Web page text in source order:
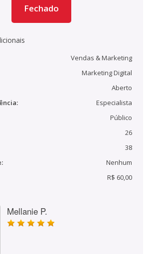
Fechado
Vendas & Marketing
Marketing Digital
Aberto
Especialista
Público
26
38
Nenhum
R$ 60,00
Mellanie P.